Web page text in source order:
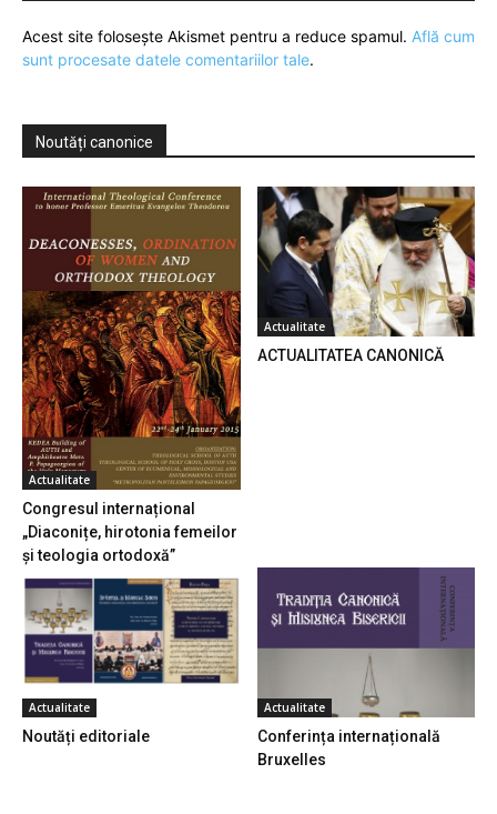
Acest site folosește Akismet pentru a reduce spamul. Află cum
sunt procesate datele comentariilor tale.
Noutăți canonice
Actualitate
Congresul internațional
„Diaconițe, hirotonia femeilor
și teologia ortodoxă”
Actualitate
ACTUALITATEA CANONICĂ
Actualitate
Noutăți editoriale
Actualitate
Conferința internațională
Bruxelles